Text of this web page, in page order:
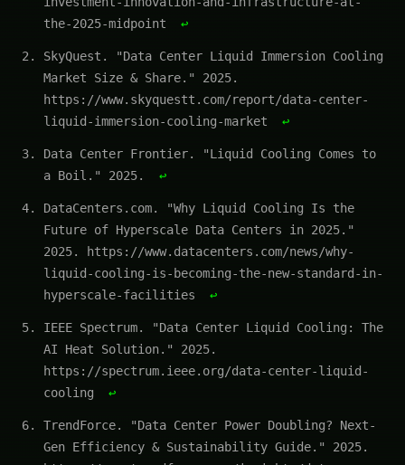
the-2025-midpoint
↩
SkyQuest. "Data Center Liquid Immersion Cooling
Market Size & Share." 2025.
https://www.skyquestt.com/report/data-center-
liquid-immersion-cooling-market
↩
Data Center Frontier. "Liquid Cooling Comes to
a Boil." 2025.
↩
DataCenters.com. "Why Liquid Cooling Is the
Future of Hyperscale Data Centers in 2025."
2025. https://www.datacenters.com/news/why-
liquid-cooling-is-becoming-the-new-standard-in-
hyperscale-facilities
↩
IEEE Spectrum. "Data Center Liquid Cooling: The
AI Heat Solution." 2025.
https://spectrum.ieee.org/data-center-liquid-
cooling
↩
TrendForce. "Data Center Power Doubling? Next-
Gen Efficiency & Sustainability Guide." 2025.